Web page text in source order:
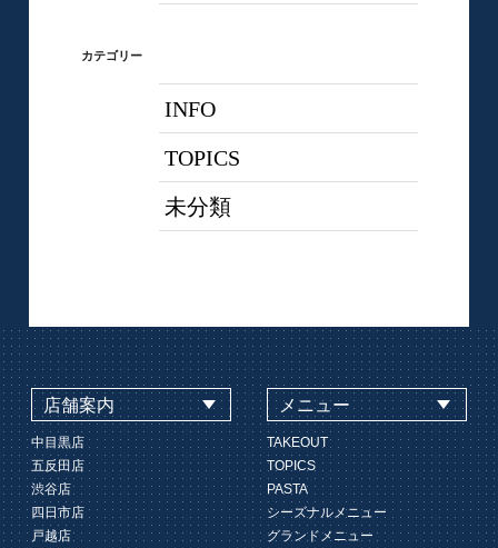
カテゴリー
INFO
TOPICS
未分類
店舗案内
中目黒店
五反田店
渋谷店
四日市店
戸越店
メニュー
TAKEOUT
TOPICS
PASTA
シーズナルメニュー
グランドメニュー